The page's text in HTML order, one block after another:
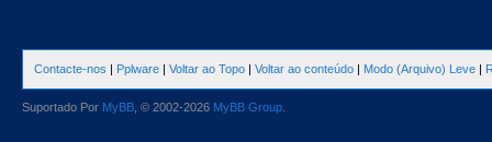
Contacte-nos | Pplware | Voltar ao Topo | Voltar ao conteúdo | Modo (Arquivo) Leve |
Suportado Por MyBB , © 2002-2026 MyBB Group